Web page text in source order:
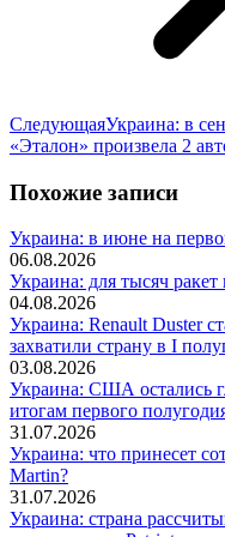
СледующаяСледующая
запись:
Украина: в
«Эталон» произвела 2
Похожие записи
Украина: в июне на
06.08.2026
Украина: для тысяч
04.08.2026
Украина: Renault Duster
захватили страну в I
03.08.2026
Украина: США остались
итогам первого
31.07.2026
Украина: что принесет
Martin?
31.07.2026
Украина: страна